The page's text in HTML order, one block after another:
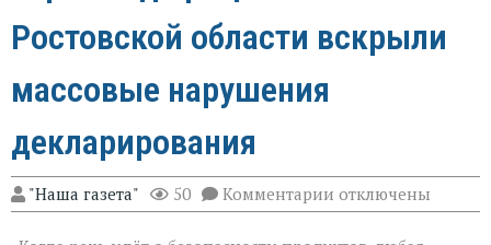
Ростовской области вскрыли
массовые нарушения
декларирования
"Наша газета" 50 Комментарии к
записи
отключены